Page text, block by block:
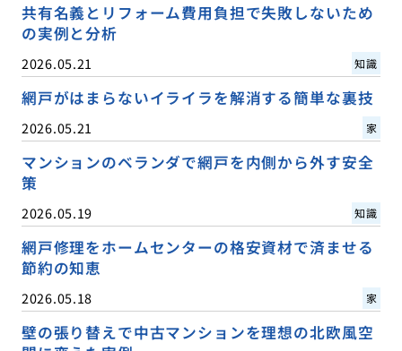
共有名義とリフォーム費用負担で失敗しないため
の実例と分析
2026.05.21 知識
網戸がはまらないイライラを解消する簡単な裏技
2026.05.21 家
マンションのベランダで網戸を内側から外す安全
策
2026.05.19 知識
網戸修理をホームセンターの格安資材で済ませる
節約の知恵
2026.05.18 家
壁の張り替えで中古マンションを理想の北欧風空